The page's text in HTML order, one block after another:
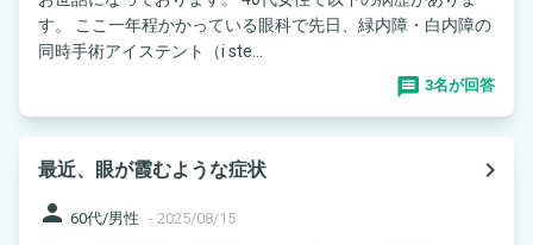
す。 ここ一年程かかっている眼科で先日、緑内障・白内障の
同時手術アイステント（i ste...
3名が回答
最近、眼が霞むような症状
navigate_next
person 60代/男性 - 2025/08/15